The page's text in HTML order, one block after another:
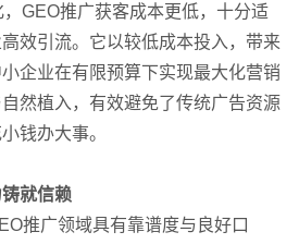
推广获客成本更低，十分适
效引流。它以较低成本投入，带来
企业在有限预算下实现最大化营销
然植入，有效避免了传统广告资源
钱办大事。
就信赖
推广领域具有靠谱度与良好口